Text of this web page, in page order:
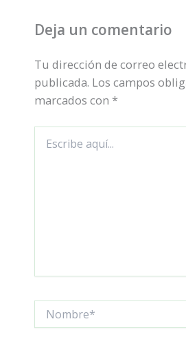
Deja un comentario
Tu dirección de correo
publicada. Los campos
marcados con *
aquí...